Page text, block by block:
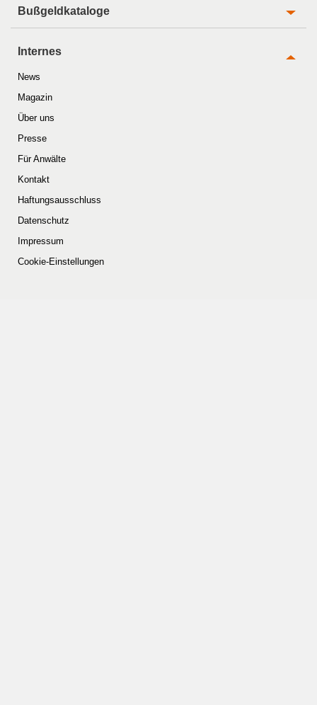
Bußgeldkataloge
Internes
News
Magazin
Über uns
Presse
Für Anwälte
Kontakt
Haftungsausschluss
Datenschutz
Impressum
Cookie-Einstellungen